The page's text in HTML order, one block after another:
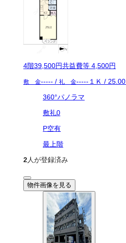
4階39,500円共益費等 4,500円
敷 金----- / 礼 金----- １Ｋ / 25.00
360°パノラマ
敷礼0
P空有
最上階
2人が登録済み
物件画像を見る